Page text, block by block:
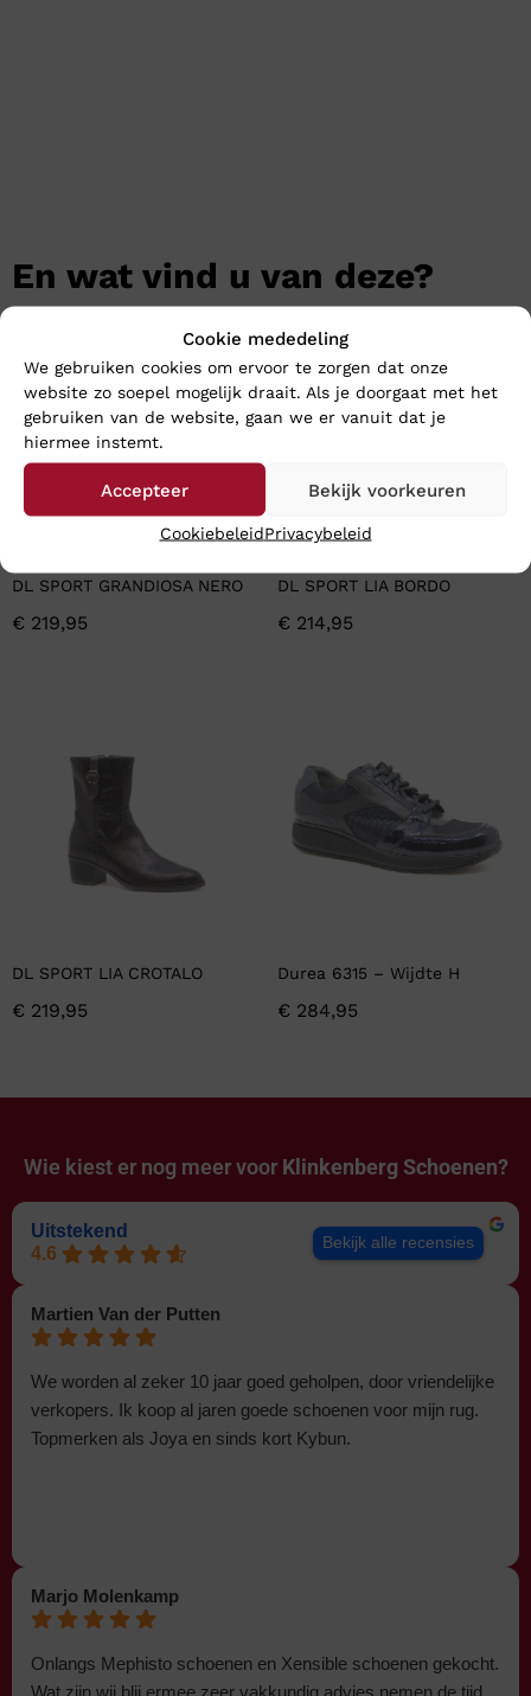
Cookie mededeling
We gebruiken cookies om ervoor te zorgen dat onze
website zo soepel mogelijk draait. Als je doorgaat met het
gebruiken van de website, gaan we er vanuit dat je
hiermee instemt.
Accepteer Bekijk voorkeuren
CookiebeleidPrivacybeleid
En wat vind u van deze?
DL SPORT GRANDIOSA NERO
€ 219,95
DL SPORT LIA BORDO
€ 214,95
DL SPORT LIA CROTALO
€ 219,95
Durea 6315 – Wijdte H
€ 284,95
Wie kiest er nog meer voor Klinkenberg Schoenen?
Uitstekend
4.6
Bekijk alle recensies
Martien Van der Putten
We worden al zeker 10 jaar goed geholpen, door vriendelijke
verkopers. Ik koop al jaren goede schoenen voor mijn rug.
Topmerken als Joya en sinds kort Kybun.
Marjo Molenkamp
Onlangs Mephisto schoenen en Xensible schoenen gekocht.
Wat zijn wij blij ermee,zeer vakkundig advies,nemen de tijd.